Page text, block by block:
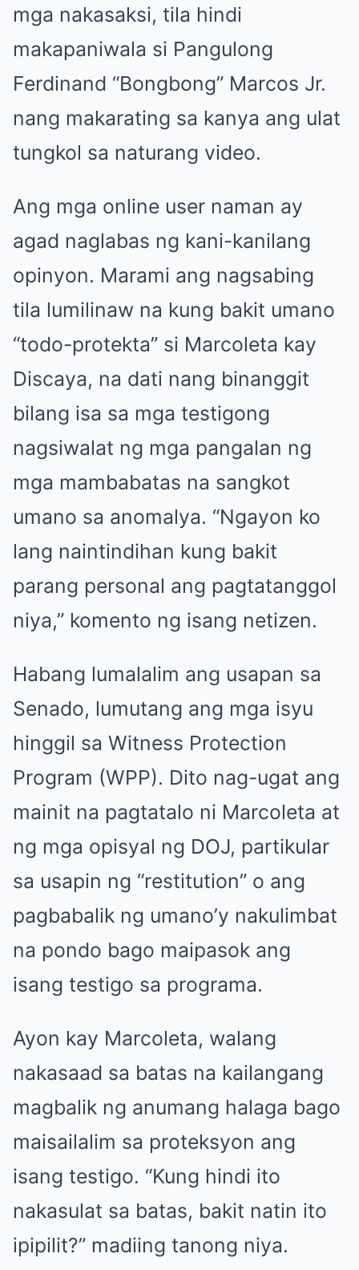
mga nakasaksi, tila hindi
makapaniwala si Pangulong
Ferdinand “Bongbong” Marcos Jr.
nang makarating sa kanya ang ulat
tungkol sa naturang video.
Ang mga online user naman ay
agad naglabas ng kani-kanilang
opinyon. Marami ang nagsabing
tila lumilinaw na kung bakit umano
“todo-protekta” si Marcoleta kay
Discaya, na dati nang binanggit
bilang isa sa mga testigong
nagsiwalat ng mga pangalan ng
mga mambabatas na sangkot
umano sa anomalya. “Ngayon ko
lang naintindihan kung bakit
parang personal ang pagtatanggol
niya,” komento ng isang netizen.
Habang lumalalim ang usapan sa
Senado, lumutang ang mga isyu
hinggil sa Witness Protection
Program (WPP). Dito nag-ugat ang
mainit na pagtatalo ni Marcoleta at
ng mga opisyal ng DOJ, partikular
sa usapin ng “restitution” o ang
pagbabalik ng umano’y nakulimbat
na pondo bago maipasok ang
isang testigo sa programa.
Ayon kay Marcoleta, walang
nakasaad sa batas na kailangang
magbalik ng anumang halaga bago
maisailalim sa proteksyon ang
isang testigo. “Kung hindi ito
nakasulat sa batas, bakit natin ito
ipipilit?” madiing tanong niya.